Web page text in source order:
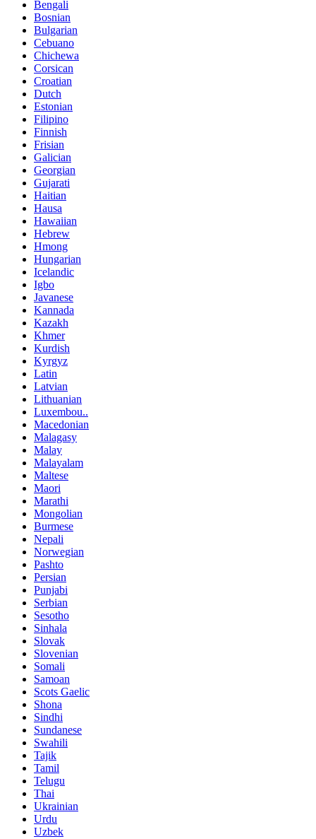
Bengali
Bosnian
Bulgarian
Cebuano
Chichewa
Corsican
Croatian
Dutch
Estonian
Filipino
Finnish
Frisian
Galician
Georgian
Gujarati
Haitian
Hausa
Hawaiian
Hebrew
Hmong
Hungarian
Icelandic
Igbo
Javanese
Kannada
Kazakh
Khmer
Kurdish
Kyrgyz
Latin
Latvian
Lithuanian
Luxembou..
Macedonian
Malagasy
Malay
Malayalam
Maltese
Maori
Marathi
Mongolian
Burmese
Nepali
Norwegian
Pashto
Persian
Punjabi
Serbian
Sesotho
Sinhala
Slovak
Slovenian
Somali
Samoan
Scots Gaelic
Shona
Sindhi
Sundanese
Swahili
Tajik
Tamil
Telugu
Thai
Ukrainian
Urdu
Uzbek